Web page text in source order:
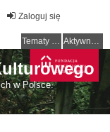
Zaloguj się
Tematy bez odpowiedzi Aktywne tematy
w Polsce.